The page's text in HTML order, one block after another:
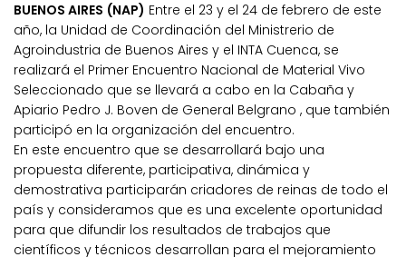
BUENOS AIRES (NAP) Entre el 23 y el 24 de febrero de este
año, la Unidad de Coordinación del Ministrerio de
Agroindustria de Buenos Aires y el INTA Cuenca, se
realizará el Primer Encuentro Nacional de Material Vivo
Seleccionado que se llevará a cabo en la Cabaña y
Apiario Pedro J. Boven de General Belgrano , que también
participó en la organización del encuentro.
En este encuentro que se desarrollará bajo una
propuesta diferente, participativa, dinámica y
demostrativa participarán criadores de reinas de todo el
país y consideramos que es una excelente oportunidad
para que difundir los resultados de trabajos que
científicos y técnicos desarrollan para el mejoramiento